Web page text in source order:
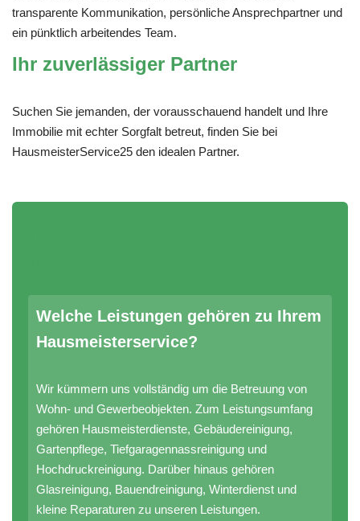
transparente Kommunikation, persönliche Ansprechpartner und
ein pünktlich arbeitendes Team.
Ihr zuverlässiger Partner
Suchen Sie jemanden, der vorausschauend handelt und Ihre
Immobilie mit echter Sorgfalt betreut, finden Sie bei
HausmeisterService25 den idealen Partner.
Welche Leistungen gehören zu Ihrem
Hausmeisterservice?
Wir kümmern uns vollständig um die Betreuung von
Wohn- und Gewerbeobjekten. Zum Leistungsumfang
gehören Hausmeisterdienste, Gebäudereinigung,
Gartenpflege, Tiefgaragennassreinigung und
Hochdruckreinigung. Darüber hinaus gehören
Glasreinigung, Bauendreinigung, Winterdienst und
kleine Reparaturen zu unseren Leistungen.